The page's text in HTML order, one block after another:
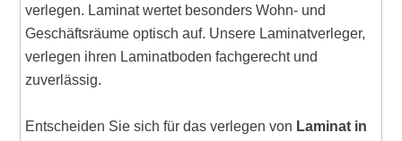
verlegen. Laminat wertet besonders Wohn- und
Geschäftsräume optisch auf. Unsere Laminatverleger,
verlegen ihren Laminatboden fachgerecht und
zuverlässig.
Entscheiden Sie sich für das verlegen von Laminat in